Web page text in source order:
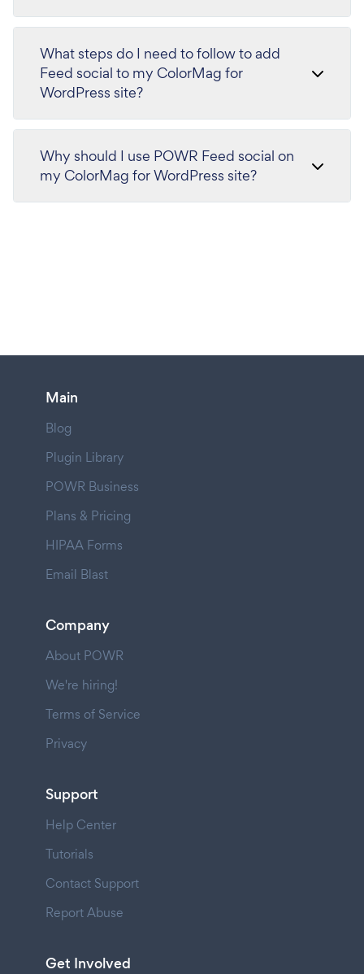
What steps do I need to follow to add
Feed social to my ColorMag for
WordPress site?
Why should I use POWR Feed social on
my ColorMag for WordPress site?
Main
Blog
Plugin Library
POWR Business
Plans & Pricing
HIPAA Forms
Email Blast
Company
About POWR
We're hiring!
Terms of Service
Privacy
Support
Help Center
Tutorials
Contact Support
Report Abuse
Get Involved